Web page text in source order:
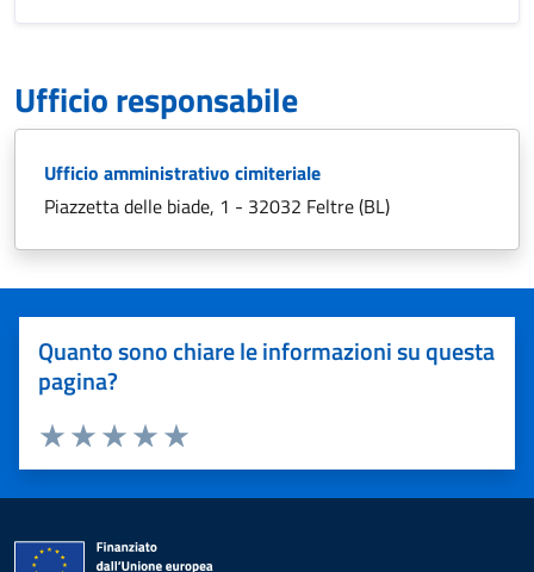
Ufficio responsabile
Ufficio amministrativo cimiteriale
Piazzetta delle biade, 1 - 32032 Feltre (BL)
Quanto sono chiare le informazioni su questa
pagina?
Valuta 5 stelle su 5
Valuta 4 stelle su 5
Valuta 3 stelle su 5
Valuta 2 stelle su 5
Valuta 1 stelle su 5